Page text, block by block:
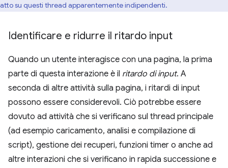
su questi thread apparentemente indipendenti.
Identificare e ridurre il ritardo input
Quando un utente interagisce con una pagina, la prima
parte di questa interazione è il ritardo di input. A
seconda di altre attività sulla pagina, i ritardi di input
possono essere considerevoli. Ciò potrebbe essere
dovuto ad attività che si verificano sul thread principale
(ad esempio caricamento, analisi e compilazione di
script), gestione dei recuperi, funzioni timer o anche ad
altre interazioni che si verificano in rapida successione e